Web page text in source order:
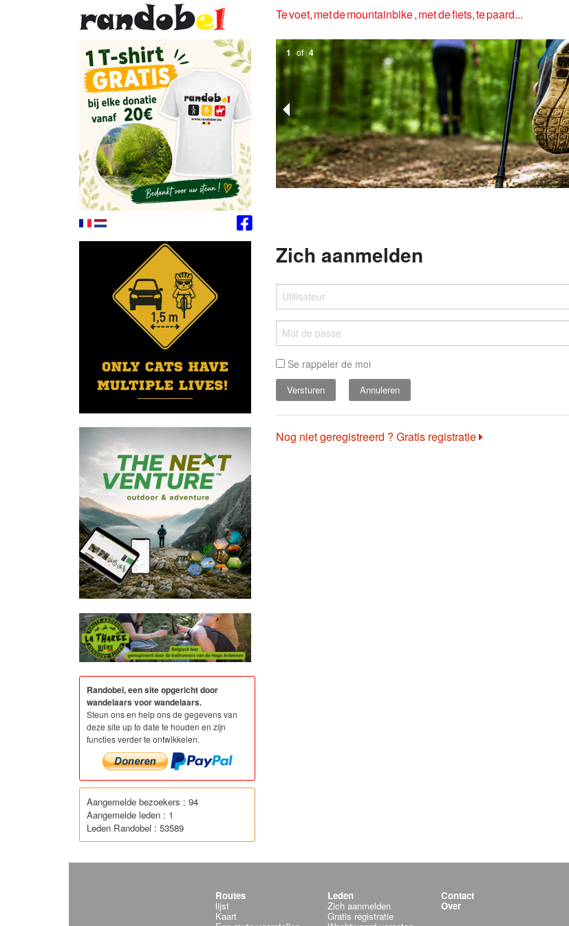
Te voet, met de mountainbike , met de fiets, te paard...
1 of 4
Zich aanmelden
Se rappeler de moi
Annuleren
Nog niet geregistreerd ? Gratis registratie
Randobel, een site opgericht door
wandelaars voor wandelaars.
Steun ons en help ons de gegevens van
deze site up to date te houden en zijn
functies verder te ontwikkelen.
Aangemelde bezoekers : 94
Aangemelde leden : 1
Leden Randobel : 53589
Routes
lijst
Kaart
Leden
Zich aanmelden
Gratis registratie
Contact
Over